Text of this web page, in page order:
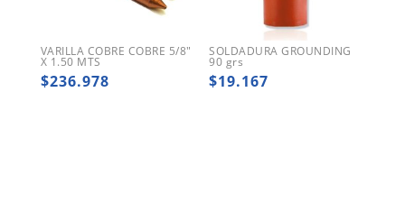
VARILLA COBRE COBRE 5/8″
X 1.50 MTS
$236.978
SOLDADURA GROUNDING
90 grs
$19.167